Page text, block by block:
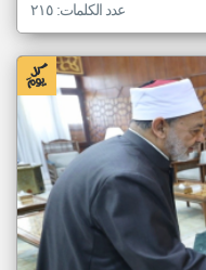
عدد الكلمات: ٢١٥